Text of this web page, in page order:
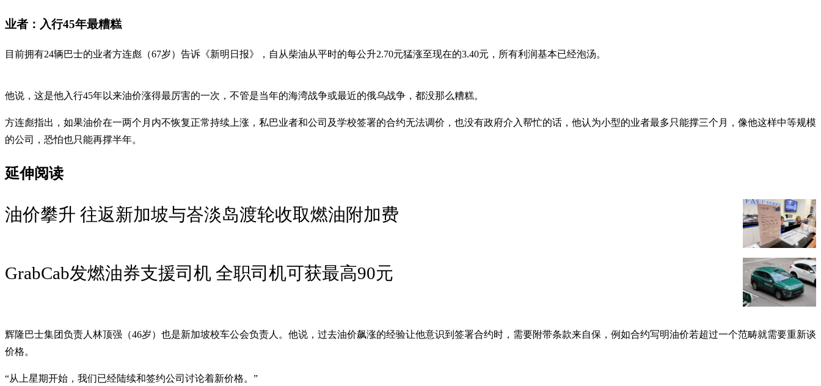
业者：入行45年最糟糕
目前拥有24辆巴士的业者方连彪（67岁）告诉《新明日报》，自从柴油从平时的每公升2.70元猛涨至现在的3.40元，所有利润基本已经泡汤。
他说，这是他入行45年以来油价涨得最厉害的一次，不管是当年的海湾战争或最近的俄乌战争，都没那么糟糕。
方连彪指出，如果油价在一两个月内不恢复正常持续上涨，私巴业者和公司及学校签署的合约无法调价，也没有政府介入帮忙的话，他认为小型的业者最多只能撑三个月，像他这样中等规模
的公司，恐怕也只能再撑半年。
延伸阅读
油价攀升 往返新加坡与峇淡岛渡轮收取燃油附加费
GrabCab发燃油券支援司机 全职司机可获最高90元
辉隆巴士集团负责人林顶强（46岁）也是新加坡校车公会负责人。他说，过去油价飙涨的经验让他意识到签署合约时，需要附带条款来自保，例如合约写明油价若超过一个范畴就需要重新谈
价格。
“从上星期开始，我们已经陆续和签约公司讨论着新价格。”